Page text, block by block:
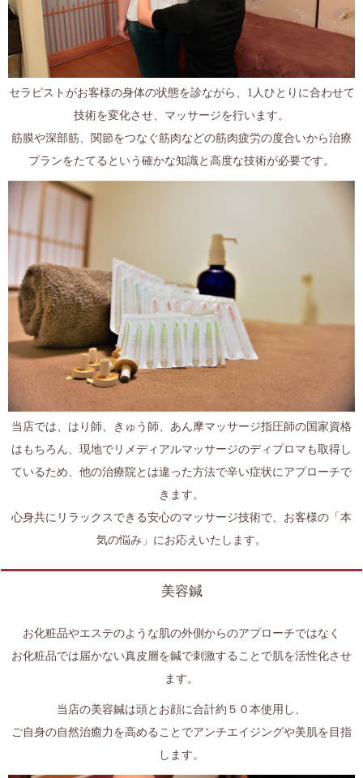
セラピストがお客様の身体の状態を診ながら、1人ひとりに合わせて
技術を変化させ、マッサージを行います。
筋膜や深部筋、関節をつなぐ筋肉などの筋肉疲労の度合いから治療
プランをたてるという確かな知識と高度な技術が必要です。
当店では、はり師、きゅう師、あん摩マッサージ指圧師の国家資格
はもちろん、現地でリメディアルマッサージのディプロマも取得し
ているため、他の治療院とは違った方法で辛い症状にアプローチで
きます。
心身共にリラックスできる安心のマッサージ技術で、お客様の「本
気の悩み」にお応えいたします。
美容鍼
お化粧品やエステのような肌の外側からのアプローチではなく
お化粧品では届かない真皮層を鍼で刺激することで肌を活性化させ
ます。
当店の美容鍼は頭とお顔に合計約５０本使用し、
ご自身の自然治癒力を高めることでアンチエイジングや美肌を目指
します。